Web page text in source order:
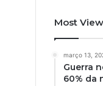
Most
março 13,
Guerra
60% da